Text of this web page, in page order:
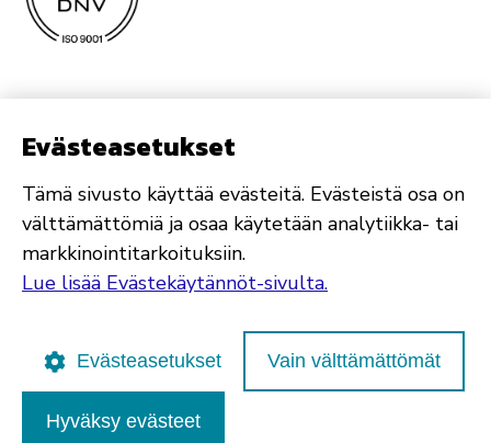
Evästeasetukset
Tämä sivusto käyttää evästeitä. Evästeistä osa on
välttämättömiä ja osaa käytetään analytiikka- tai
markkinointitarkoituksiin.
Lue lisää Evästekäytännöt-sivulta.
Evästeasetukset Vain välttämättömät
Hyväksy evästeet